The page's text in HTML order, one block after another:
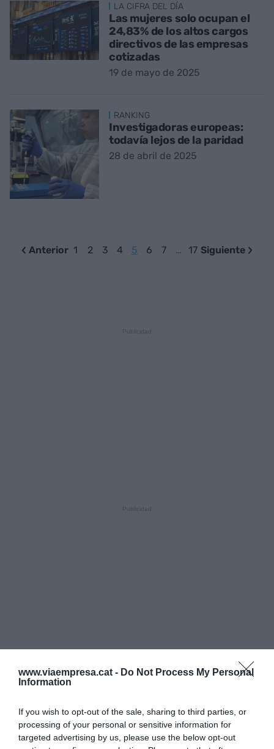
www.viaempresa.cat - Do Not Process My Personal
Information
If you wish to opt-out of the sale, sharing to third parties, or
processing of your personal or sensitive information for
targeted advertising by us, please use the below opt-out
LA CIFRA DEL DÍA
Las mujeres solo ocupan el
24,83% de los altos cargos
directivos de las empresas
cotizadas
19 de mayo de 2025
RANKING
Investigadoras europeas:
todavía lejos de la paridad
28 de abril de 2025
Anterior 1 2 3 4 5 6 7 … 17 Siguiente